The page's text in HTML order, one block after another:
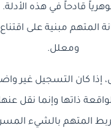
قادحاً في هذه
المتهم مبنية على
ومعلل.
إذا كان التسجيل غير
ذاتها وإنما نقل
المتهم بالشيء